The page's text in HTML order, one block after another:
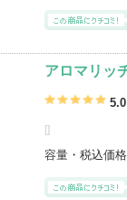
アロマリッ
5.0
[]
容量・税込価格